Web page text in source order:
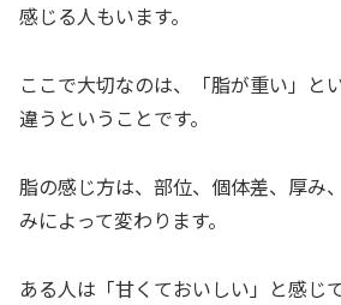
感じる人もいます。
ここで大切なのは、「脂が重い」と
違うということです。
脂の感じ方は、部位、個体差、厚み
みによって変わります。
ある人は「甘くておいしい」と感じ